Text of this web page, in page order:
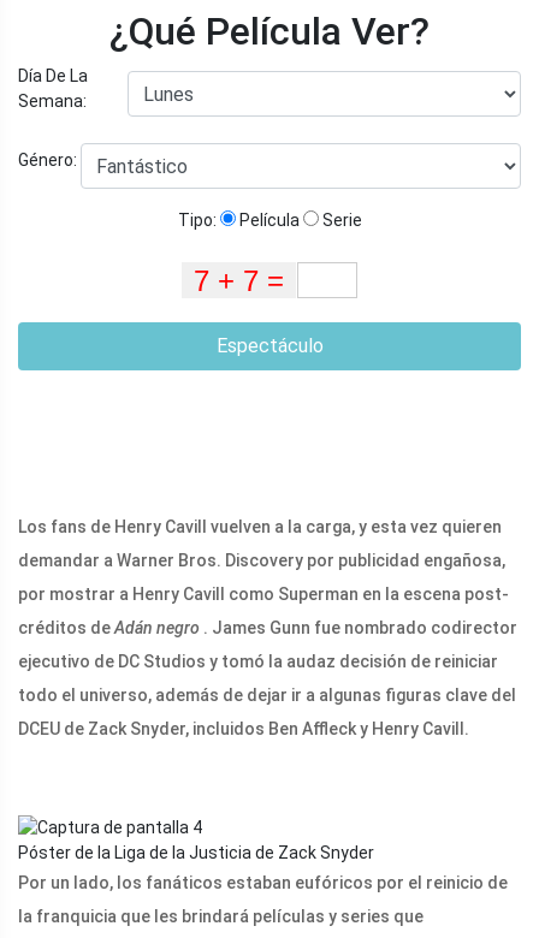
¿Qué Película Ver?
Día De La
Semana:
Género:
Tipo: Película Serie
Espectáculo
Los fans de Henry Cavill vuelven a la carga, y esta vez quieren
demandar a Warner Bros. Discovery por publicidad engañosa,
por mostrar a Henry Cavill como Superman en la escena post-
créditos deAdán negro . James Gunn fue nombrado codirector
ejecutivo de DC Studios y tomó la audaz decisión de reiniciar
todo el universo, además de dejar ir a algunas figuras clave del
DCEU de Zack Snyder, incluidos Ben Affleck y Henry Cavill.
Póster de la Liga de la Justicia de Zack Snyder
Por un lado, los fanáticos estaban eufóricos por el reinicio de
la franquicia que les brindará películas y series que